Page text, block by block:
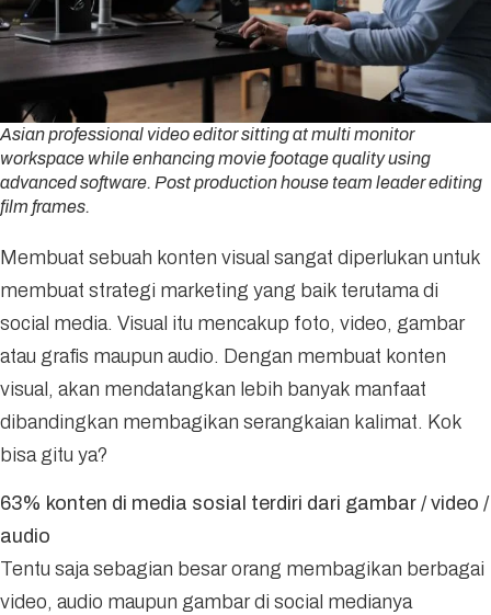
Asian professional video editor sitting at multi monitor
workspace while enhancing movie footage quality using
advanced software. Post production house team leader editing
film frames.
Membuat sebuah konten visual sangat diperlukan untuk
membuat strategi marketing yang baik terutama di
social media. Visual itu mencakup foto, video, gambar
atau grafis maupun audio. Dengan membuat konten
visual, akan mendatangkan lebih banyak manfaat
dibandingkan membagikan serangkaian kalimat. Kok
bisa gitu ya?
63% konten di media sosial terdiri dari gambar / video /
audio
Tentu saja sebagian besar orang membagikan berbagai
video, audio maupun gambar di social medianya